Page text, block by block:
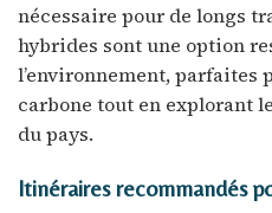
nécessaire pour de longs
hybrides sont une option
l’environnement, parfaites
carbone tout en explorant
du pays.
Itinéraires recommandés